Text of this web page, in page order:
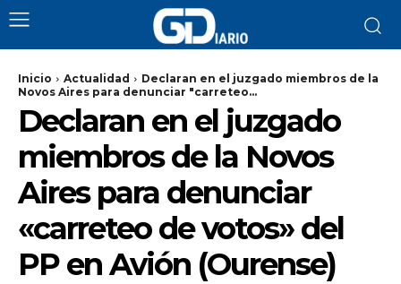
Inicio Actualidad
Declaran en el juzgado miembros de la
Novos Aires para denunciar "carreteo...
Declaran en el juzgado
miembros de la Novos
Aires para denunciar
«carreteo de votos» del
PP en Avión (Ourense)